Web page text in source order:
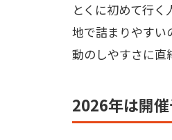
とくに初めて行
地で詰まりやすい
動のしやすさに直
2026年は開